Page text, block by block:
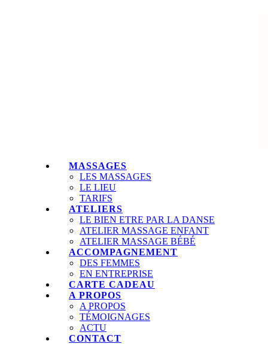
MASSAGES
LES MASSAGES
LE LIEU
TARIFS
ATELIERS
LE BIEN ETRE PAR LA DANSE
ATELIER MASSAGE ENFANT
ATELIER MASSAGE BÉBÉ
ACCOMPAGNEMENT
DES FEMMES
EN ENTREPRISE
CARTE CADEAU
A PROPOS
A PROPOS
TÉMOIGNAGES
ACTU
CONTACT